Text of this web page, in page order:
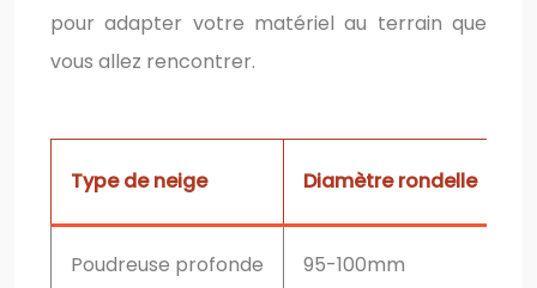
pour adapter votre matériel au terrain que
vous allez rencontrer.
Type de neige Diamètre rondelle
Poudreuse profonde 95-100mm